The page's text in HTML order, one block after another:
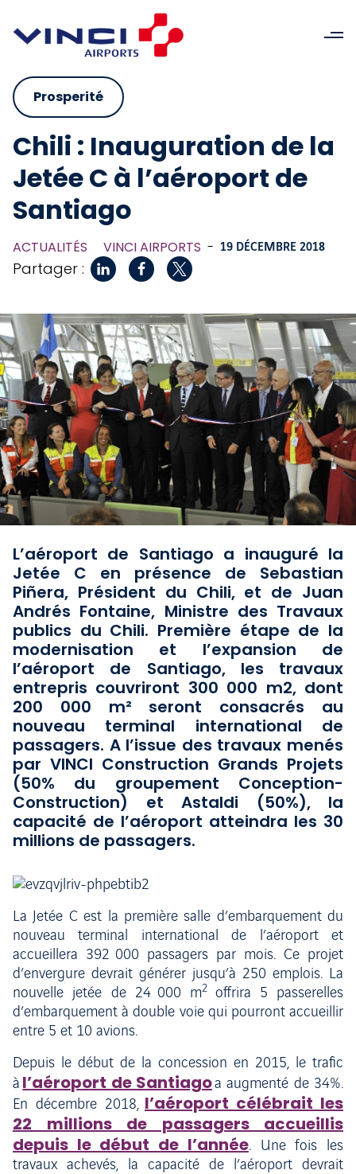
Prosperité
Chili : Inauguration de la
Jetée C à l’aéroport de
Santiago
ACTUALITÉS VINCI AIRPORTS - 19 DÉCEMBRE 2018
Partager :
L’aéroport de Santiago a inauguré la
Jetée C en présence de Sebastian
Piñera, Président du Chili, et de Juan
Andrés Fontaine, Ministre des Travaux
publics du Chili. Première étape de la
modernisation et l’expansion de
l’aéroport de Santiago, les travaux
entrepris couvriront 300 000 m2, dont
200 000 m² seront consacrés au
nouveau terminal international de
passagers. A l’issue des travaux menés
par VINCI Construction Grands Projets
(50% du groupement Conception-
Construction) et Astaldi (50%), la
capacité de l’aéroport atteindra les 30
millions de passagers.
La Jetée C est la première salle d’embarquement du
nouveau terminal international de l’aéroport et
accueillera 392 000 passagers par mois. Ce projet
d’envergure devrait générer jusqu’à 250 emplois. La
nouvelle jetée de 24 000 m2
offrira 5 passerelles
d’embarquement à double voie qui pourront accueillir
entre 5 et 10 avions.
Depuis le début de la concession en 2015, le trafic
à l’aéroport de Santiagoa augmenté de 34%.
En décembre 2018, l’aéroport célébrait les
22 millions de passagers accueillis
depuis le début de l’année. Une fois les
travaux achevés, la capacité de l’aéroport devrait